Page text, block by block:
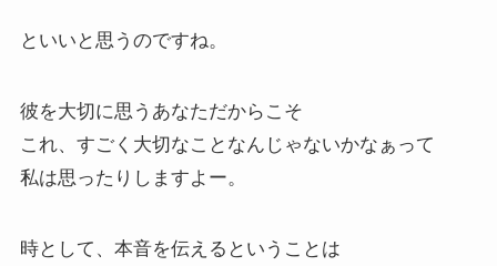
といいと思うのですね。
彼を大切に思うあなただからこそ
これ、すごく大切なことなんじゃないかなぁって
私は思ったりしますよー。
時として、本音を伝えるということは